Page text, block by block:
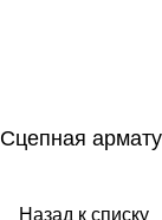
Сцепная
Назад к списку